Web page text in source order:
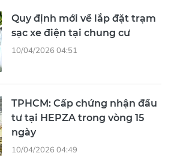
Quy định mới về lắp đặt trạm
sạc xe điện tại chung cư
10/04/2026 04:51
TPHCM: Cấp chứng nhận đầu
tư tại HEPZA trong vòng 15
ngày
10/04/2026 04:49